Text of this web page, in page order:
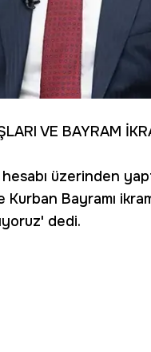
VE BAYRAM
üzerinden
Bayramı
dedi.